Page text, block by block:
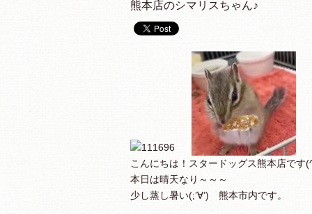
熊本店のシマリスちゃん♪
こんにちは！スタードッグス熊本店で
本日は晴天なり～～～
少し蒸し暑い(;’∀’) 熊本市内です。